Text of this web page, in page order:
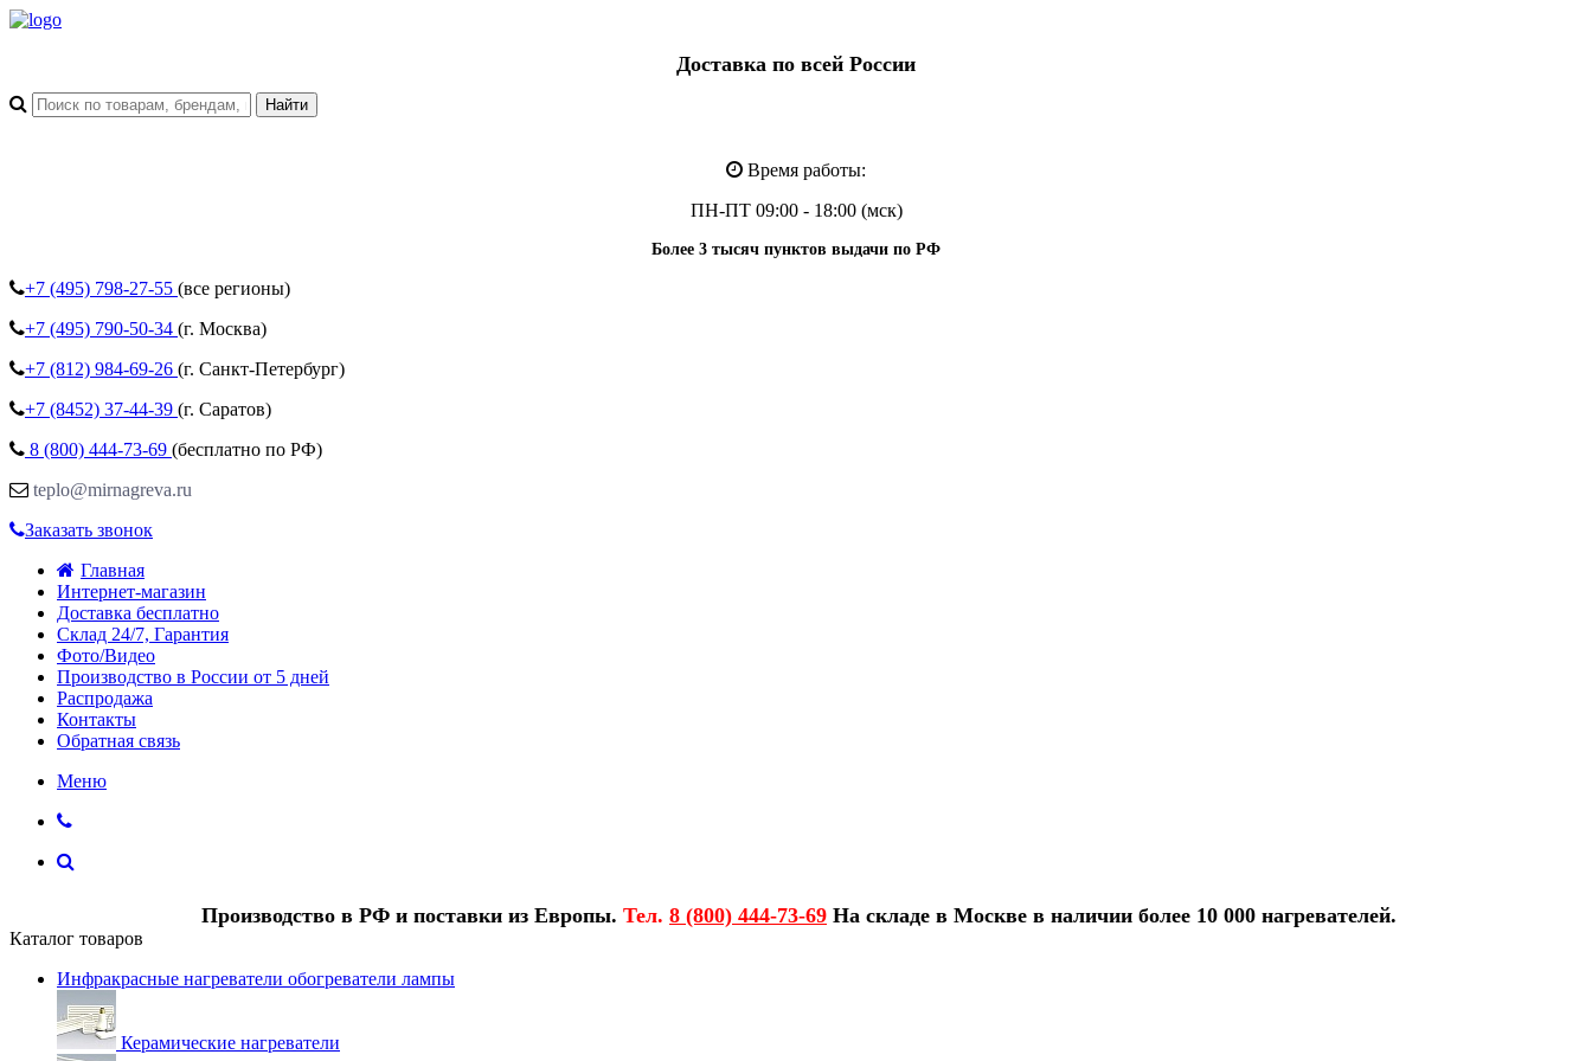
Доставка по всей России
Время работы:
ПН-ПТ 09:00 - 18:00 (мск)
Более 3 тысяч пунктов выдачи по РФ
+7 (495) 798-27-55 (все регионы)
+7 (495) 790-50-34 (г. Москва)
+7 (812) 984-69-26 (г. Санкт-Петербург)
+7 (8452) 37-44-39 (г. Саратов)
8 (800) 444-73-69 (бесплатно по РФ)
teplo@mirnagreva.ru
Заказать звонок
Главная
Интернет-магазин
Доставка бесплатно
Склад 24/7, Гарантия
Фото/Видео
Производство в России от 5 дней
Распродажа
Контакты
Обратная связь
Меню
Производство в РФ и поставки из Европы. Тел. 8 (800) 444-73-69 На складе в Москве в наличии более 10 000 нагревателей.
Каталог товаров
Инфракрасные нагреватели обогреватели лампы
Керамические нагреватели